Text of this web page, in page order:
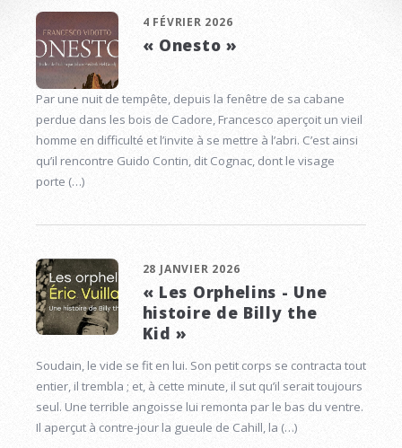
4 FÉVRIER 2026
« Onesto »
Par une nuit de tempête, depuis la fenêtre de sa cabane
perdue dans les bois de Cadore, Francesco aperçoit un vieil
homme en difficulté et l’invite à se mettre à l’abri. C’est ainsi
qu’il rencontre Guido Contin, dit Cognac, dont le visage
porte (…)
28 JANVIER 2026
« Les Orphelins - Une
histoire de Billy the
Kid »
Soudain, le vide se fit en lui. Son petit corps se contracta tout
entier, il trembla ; et, à cette minute, il sut qu’il serait toujours
seul. Une terrible angoisse lui remonta par le bas du ventre.
Il aperçut à contre-jour la gueule de Cahill, la (…)